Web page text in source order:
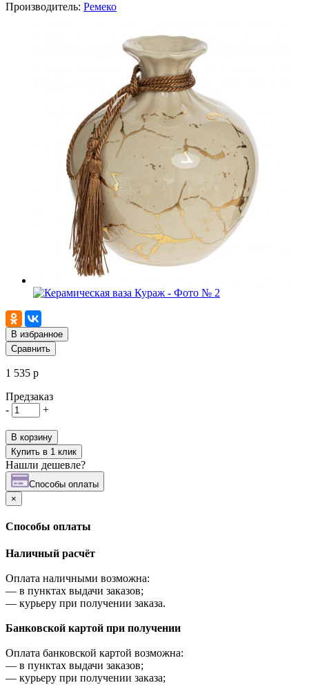
Производитель: Ремеко
В избранное
Сравнить
1 535 р
Предзаказ
-
+
В корзину
Купить в 1 клик
Нашли дешевле?
Cпособы оплаты
×
Cпособы оплаты
Наличный расчёт
Оплата наличными возможна:
— в пунктах выдачи заказов;
— курьеру при получении заказа.
Банковской картой при получении
Оплата банковской картой возможна:
— в пунктах выдачи заказов;
— курьеру при получении заказа;